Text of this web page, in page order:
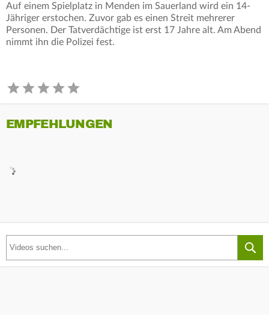
Auf einem Spielplatz in Menden im Sauerland wird ein 14-
Jähriger erstochen. Zuvor gab es einen Streit mehrerer
Personen. Der Tatverdächtige ist erst 17 Jahre alt. Am Abend
nimmt ihn die Polizei fest.
EMPFEHLUNGEN